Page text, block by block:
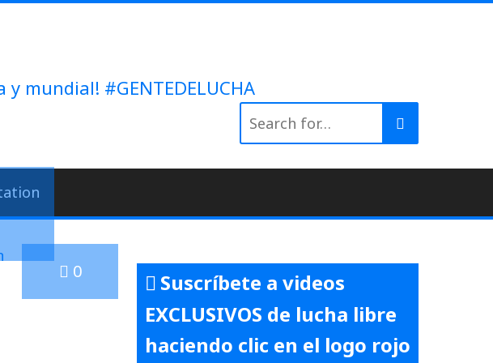
mundial! #GENTEDELUCHA
for:
0
Suscríbete a videos
EXCLUSIVOS de lucha libre
haciendo clic en el logo rojo